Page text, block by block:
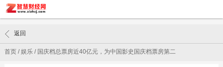
首页/娱乐/ 国庆档总票房近40亿元，为中国影史国庆档票房第二
返回